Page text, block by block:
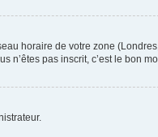
horaire de votre zone
pas inscrit, c’est le bon